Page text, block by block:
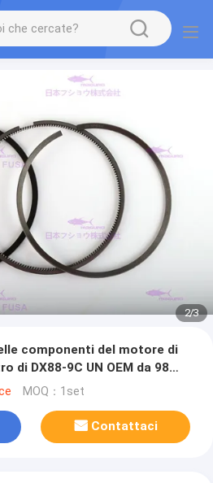
2/3
componenti del motore di
di DX88-9C UN OEM da 98
MOQ：1set
Contattaci